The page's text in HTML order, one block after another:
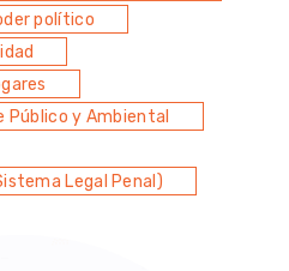
político
y Ambiental
Legal Penal)